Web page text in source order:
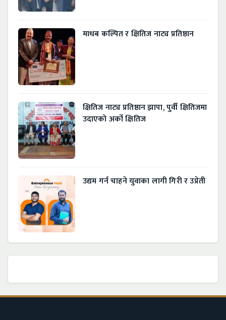
माधब कल्पित र क्षितिज नाट्य प्रतिष्ठान
क्षितिज नाट्य प्रतिष्ठान झापा, पुर्वी क्षितिजमा
उदाएको अर्को क्षितिज
उद्यम गर्न चाहने युवाका लागी गिरी र उप्रेती